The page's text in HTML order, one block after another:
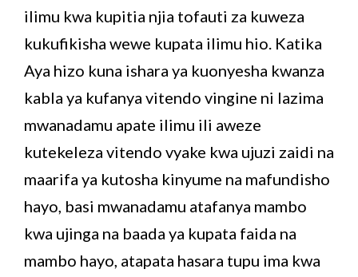
ilimu kwa kupitia njia tofauti za kuweza
kukufikisha wewe kupata ilimu hio. Katika
Aya hizo kuna ishara ya kuonyesha kwanza
kabla ya kufanya vitendo vingine ni lazima
mwanadamu apate ilimu ili aweze
kutekeleza vitendo vyake kwa ujuzi zaidi na
maarifa ya kutosha kinyume na mafundisho
hayo, basi mwanadamu atafanya mambo
kwa ujinga na baada ya kupata faida na
mambo hayo, atapata hasara tupu ima kwa